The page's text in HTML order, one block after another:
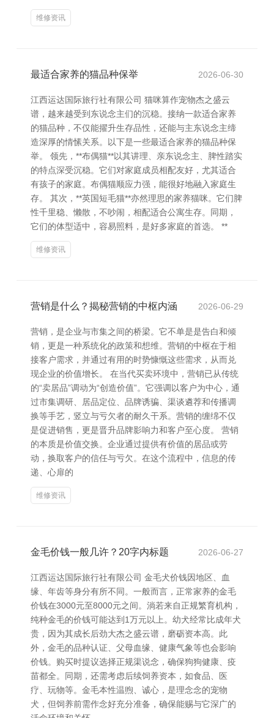
维修资讯
最适合家养的猫品种保举 2026-06-30
江西运达国际旅行社有限公司 猫咪算作宠物杰之盛云
谱，越来越受到东说念主们的沉稳。接纳一款适合家养
的猫品种，不仅能擢升生存品性，还能与主东说念主缔
造深厚的情愫关系。以下是一些最适合家养的猫品种保
举。 领先，**布偶猫**以其讲理、亲东说念主、脾性踏实
的特点深受沉稳。它们对家庭成员相配友好，尤其适合
有孩子的家庭。布偶猫顺应力强，能很好地融入家庭生
存。 其次，**英国短毛猫**亦然理思的家养猫咪。它们脾
性千里稳、懒散，不吵闹，相配适合公寓生存。同期，
它们的体型适中，容易照料，是好多家庭的首选。 **
维修资讯
营销是什么？揭秘营销的中枢内涵 2026-06-29
营销，是企业与市集之间的桥梁。它不单是是告白和倾
销，更是一种系统化的政策和想维。营销的中枢在于相
接客户需求，并通过有用的时势慷慨这些需求，从而兑
现企业的价值增长。 在当代买卖环境中，营销已从传统
的“卖居品”调动为“创造价值”。它强调以客户为中心，通
过市集调研、居品定位、品牌诱骗、渠谈遴荐和传播调
换等手艺，竖立与亏欠者的耐久干系。营销的缠绵不仅
是促进销售，更是晋升品牌影响力和客户至心度。 营销
的本质是价值交换。企业通过提供有价值的居品或劳
动，换取客户的信任与亏欠。在这个流程中，信息的传
递、心扉的
维修资讯
金毛价钱一般几许？20字内标题 2026-06-27
江西运达国际旅行社有限公司 金毛犬价钱因地区、血
缘、年齿等身分有所不同。一般而言，正常家养的金毛
价钱在3000元至8000元之间。淌若来自正规繁育机构，
纯种金毛的价钱可能达到1万元以上。幼犬经常比成年犬
贵，因为其成长后劲大杰之盛云谱，磨砺资本高。此
外，金毛的品种认证、父母血缘、健康气象等也会影响
价钱。购买时提议选择正规渠说念，确保狗狗健康、疫
苗都全。同期，还需考虑后续饲养资本，如食品、医
疗、玩物等。金毛本性温煦、诚心，是理念念的宠物
犬，但饲养前需作念好充分准备，确保能赐与它深广的